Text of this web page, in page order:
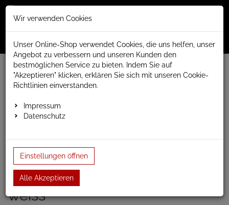
Menü
Weiter einkaufen
www.anapont.eu
elektrischer Badheizkörper
elektrischer Handtuchheizkörper Easy4e2 1600h x 2…
elektrischer
Handtuchheizkörper
Easy4e2 1600h x 200b
weiss
Wir verwenden Cookies
Unser Online-Shop verwendet Cookies, die uns helfen, unser
Angebot zu verbessern und unseren Kunden den
bestmöglichen Service zu bieten. Indem Sie auf
"Akzeptieren" klicken, erklären Sie sich mit unseren Cookie-
Richtlinien einverstanden.
Impressum
Datenschutz
Einstellungen öffnen
Alle Akzeptieren